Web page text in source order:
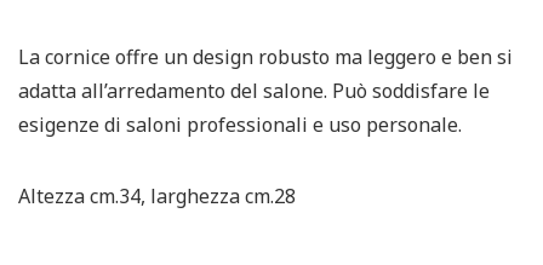
La cornice offre un design robusto ma leggero e ben si
adatta all’arredamento del salone. Può soddisfare le
esigenze di saloni professionali e uso personale.
Altezza cm.34, larghezza cm.28